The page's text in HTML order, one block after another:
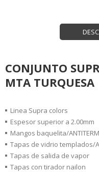
CONJUNTO
MTA TURQUESA
Linea Supra colors
Espesor superior a 2.00mm
Mangos baquelita/
Tapas de vidrio templados/
Tapas de salida de vapor
Tapas con tirador nailon